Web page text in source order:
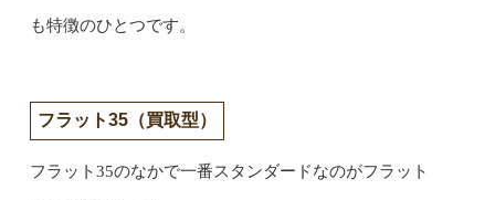
も特徴のひとつです。
フラット35（買取型）
フラット35のなかで一番スタンダードなのがフラット